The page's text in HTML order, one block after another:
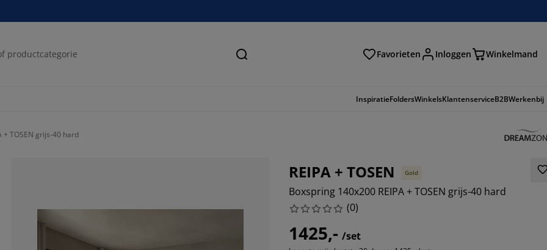
Zoeken Favorieten Inloggen Winkelmand
InspiratieFoldersWinkelsKlantenserviceB2BWerkenbij
+ TOSEN grijs-40 hard
REIPA + TOSEN Gold
Boxspring 140x200 REIPA + TOSEN grijs-40 hard
(0)
1425,- /set